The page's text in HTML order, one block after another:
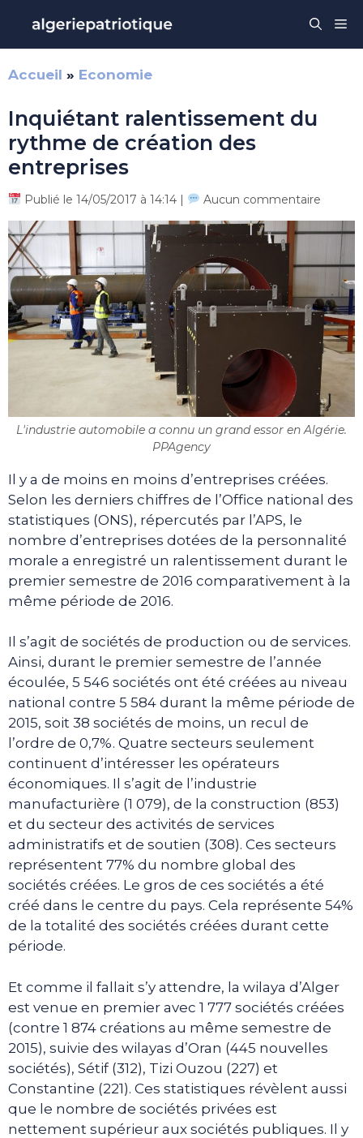
contenu
Accueil » Economie
Inquiétant ralentissement du
rythme de création des
entreprises
Publié le 14/05/2017 à 14:14 | Aucun commentaire
L'industrie automobile a connu un grand essor en Algérie.
PPAgency
Il y a de moins en moins d’entreprises créées.
Selon les derniers chiffres de l’Office national des
statistiques (ONS), répercutés par l’APS, le
nombre d’entreprises dotées de la personnalité
morale a enregistré un ralentissement durant le
premier semestre de 2016 comparativement à la
même période de 2016.
Il s’agit de sociétés de production ou de services.
Ainsi, durant le premier semestre de l’année
écoulée, 5 546 sociétés ont été créées au niveau
national contre 5 584 durant la même période de
2015, soit 38 sociétés de moins, un recul de
l’ordre de 0,7%. Quatre secteurs seulement
continuent d’intéresser les opérateurs
économiques. Il s’agit de l’industrie
manufacturière (1 079), de la construction (853)
et du secteur des activités de services
administratifs et de soutien (308). Ces secteurs
représentent 77% du nombre global des
sociétés créées. Le gros de ces sociétés a été
créé dans le centre du pays. Cela représente 54%
de la totalité des sociétés créées durant cette
période.
Et comme il fallait s’y attendre, la wilaya d’Alger
est venue en premier avec 1 777 sociétés créées
(contre 1 874 créations au même semestre de
2015), suivie des wilayas d’Oran (445 nouvelles
sociétés), Sétif (312), Tizi Ouzou (227) et
Constantine (221). Ces statistiques révèlent aussi
que le nombre de sociétés privées est
nettement supérieur aux sociétés publiques. Il y